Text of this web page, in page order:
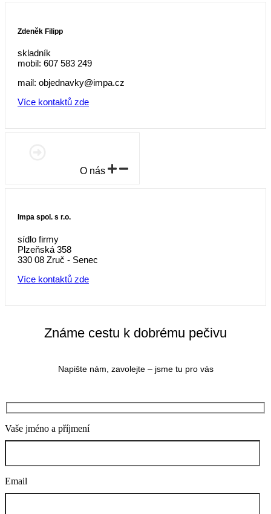
Zdeněk Filipp
skladník
mobil: 607 583 249
mail: objednavky@impa.cz
Více kontaktů zde
O nás
Impa spol. s r.o.
sídlo firmy
Plzeňská 358
330 08 Zruč - Senec
Více kontaktů zde
Známe cestu k dobrému pečivu
Napište nám, zavolejte – jsme tu pro vás
Vaše jméno a příjmení
Email